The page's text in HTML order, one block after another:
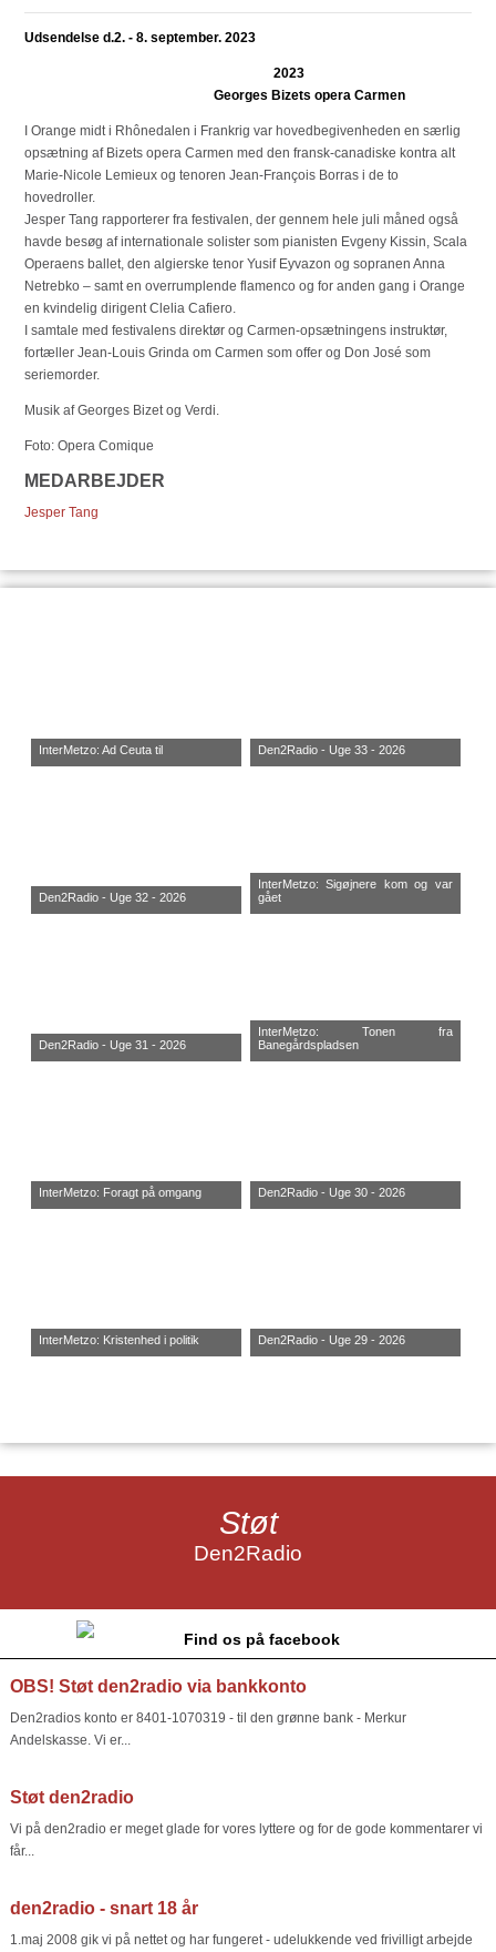
Udsendelse d.2. - 8. september. 2023
2023
Georges Bizets opera Carmen
I Orange midt i Rhônedalen i Frankrig var hovedbegivenheden en særlig
opsætning af Bizets opera Carmen med den fransk-canadiske kontra alt
Marie-Nicole Lemieux og tenoren Jean-François Borras i de to
hovedroller.
Jesper Tang rapporterer fra festivalen, der gennem hele juli måned også
havde besøg af internationale solister som pianisten Evgeny Kissin, Scala
Operaens ballet, den algierske tenor Yusif Eyvazon og sopranen Anna
Netrebko – samt en overrumplende flamenco og for anden gang i Orange
en kvindelig dirigent Clelia Cafiero.
I samtale med festivalens direktør og Carmen-opsætningens instruktør,
fortæller Jean-Louis Grinda om Carmen som offer og Don José som
seriemorder.
Musik af Georges Bizet og Verdi.
Foto: Opera Comique
MEDARBEJDER
Jesper Tang
InterMetzo: Ad Ceuta til Den2Radio - Uge 33 - 2026
Den2Radio - Uge 32 - 2026
InterMetzo: Sigøjnere kom og var
gået
Den2Radio - Uge 31 - 2026
InterMetzo: Tonen fra
Banegårdspladsen
InterMetzo: Foragt på omgang Den2Radio - Uge 30 - 2026
InterMetzo: Kristenhed i politik Den2Radio - Uge 29 - 2026
Støt
Den2Radio
Find os på facebook
OBS! Støt den2radio via bankkonto
Den2radios konto er 8401-1070319 - til den grønne bank - Merkur
Andelskasse. Vi er...
Støt den2radio
Vi på den2radio er meget glade for vores lyttere og for de gode kommentarer vi
får...
den2radio - snart 18 år
1.maj 2008 gik vi på nettet og har fungeret - udelukkende ved frivilligt arbejde